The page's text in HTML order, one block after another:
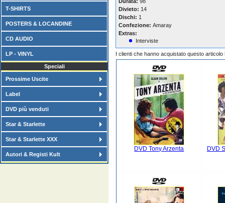
T-SHIRTS
POSTERS & LOCANDINE
CD AUDIO
LP - VINYL
Speciali
Prossime Uscite
Label
DVD più venduti
Star & Starlette
Star & Starlette XXX
Autori & Registi Kult
Divieto: 14
Dischi: 1
Confezione: Amaray
Extras:
Interviste
I clienti che hanno acquistato questo
DVD Tony Arzenta DVD